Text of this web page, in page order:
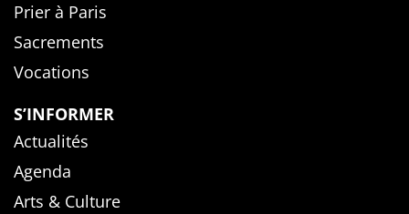
Prier à Paris
Sacrements
Vocations
S’INFORMER
Actualités
Agenda
Arts & Culture